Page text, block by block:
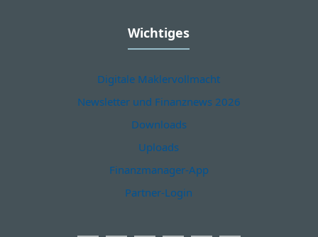
Wichtiges
Digitale Maklervollmacht
Newsletter und Finanznews 2026
Downloads
Uploads
Finanzmanager-App
Partner-Login